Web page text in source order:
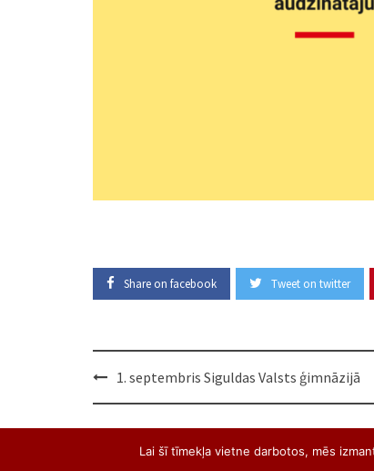
Share on facebook Tweet on twitter
Post1. septembris Siguldas Valsts ģimnāzijā
Lai šī tīmekļa vietne darbotos, mēs